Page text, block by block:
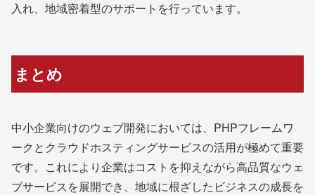
入れ、地域密着型のサポートを行っています。
まとめ
中小企業向けのウェブ開発においては、PHPフレームワ
ークとクラウドホスティングサービスの活用が極めて重要
です。これにより企業はコストを抑えながら高品質なウェ
ブサービスを展開でき、地域に根ざしたビジネスの成長を